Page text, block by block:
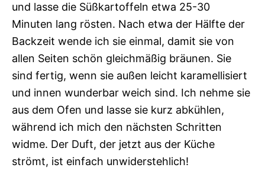
und lasse die Süßkartoffeln etwa 25-30
Minuten lang rösten. Nach etwa der Hälfte der
Backzeit wende ich sie einmal, damit sie von
allen Seiten schön gleichmäßig bräunen. Sie
sind fertig, wenn sie außen leicht karamellisiert
und innen wunderbar weich sind. Ich nehme sie
aus dem Ofen und lasse sie kurz abkühlen,
während ich mich den nächsten Schritten
widme. Der Duft, der jetzt aus der Küche
strömt, ist einfach unwiderstehlich!